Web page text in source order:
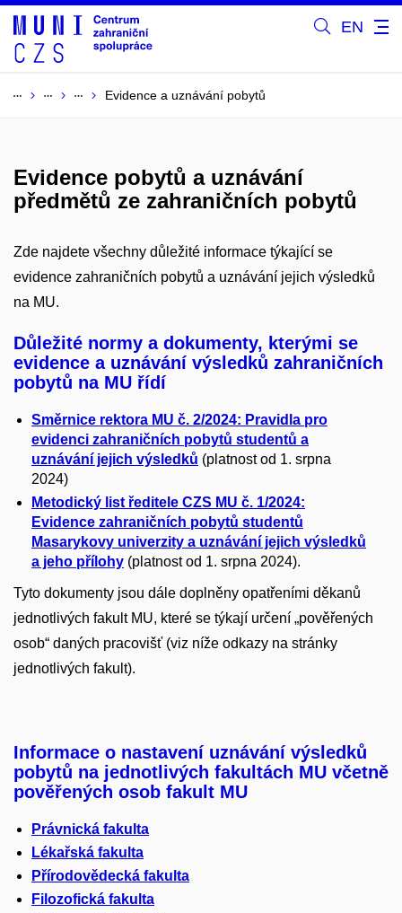
EN
Evidence a uznávání pobytů
Evidence pobytů a uznávání
předmětů ze zahraničních pobytů
Zde najdete všechny důležité informace týkající se
evidence zahraničních pobytů a uznávání jejich výsledků
na MU.
Důležité normy a dokumenty, kterými se
evidence a uznávání výsledků zahraničních
pobytů na MU řídí
Směrnice rektora MU č. 2/2024: Pravidla pro
evidenci zahraničních pobytů studentů a
uznávání jejich výsledků (platnost od 1. srpna
2024)
Metodický list ředitele CZS MU č. 1/2024:
Evidence zahraničních pobytů studentů
Masarykovy univerzity a uznávání jejich výsledků
a jeho přílohy (platnost od 1. srpna 2024).
Tyto dokumenty jsou dále doplněny opatřeními děkanů
jednotlivých fakult MU, které se týkají určení „pověřených
osob“ daných pracovišť (viz níže odkazy na stránky
jednotlivých fakult).
Informace o nastavení uznávání výsledků
pobytů na jednotlivých fakultách MU včetně
pověřených osob fakult MU
Právnická fakulta
Lékařská fakulta
Přírodovědecká fakulta
Filozofická fakulta